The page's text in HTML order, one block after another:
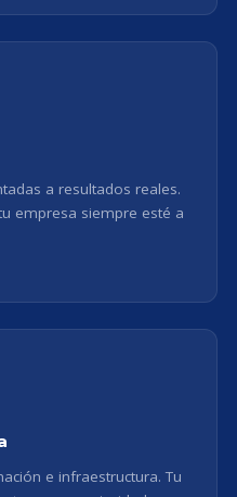
a resultados reales.
empresa siempre esté a
e infraestructura. Tu